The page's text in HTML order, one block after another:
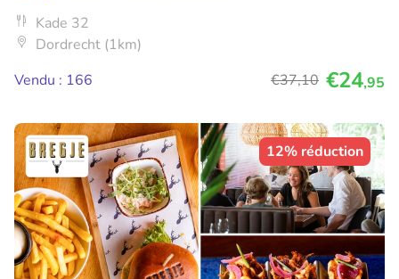
Kade 32
Dordrecht (1km)
Vendu : 166
€37,10 €24,95
12% réduction